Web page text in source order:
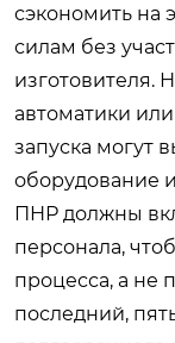
сэкономить на
силам без
изготовителя.
автоматики
запуска могут
оборудование
ПНР должны
персонала,
процесса, а не
последний,